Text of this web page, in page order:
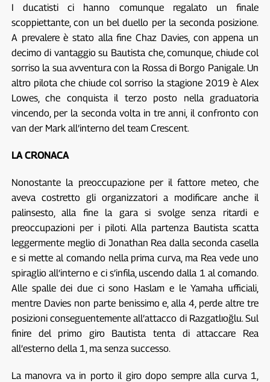
I ducatisti ci hanno comunque regalato un finale
scoppiettante, con un bel duello per la seconda posizione.
A prevalere è stato alla fine Chaz Davies, con appena un
decimo di vantaggio su Bautista che, comunque, chiude col
sorriso la sua avventura con la Rossa di Borgo Panigale. Un
altro pilota che chiude col sorriso la stagione 2019 è Alex
Lowes, che conquista il terzo posto nella graduatoria
vincendo, per la seconda volta in tre anni, il confronto con
van der Mark all’interno del team Crescent.
LA CRONACA
Nonostante la preoccupazione per il fattore meteo, che
aveva costretto gli organizzatori a modificare anche il
palinsesto, alla fine la gara si svolge senza ritardi e
preoccupazioni per i piloti. Alla partenza Bautista scatta
leggermente meglio di Jonathan Rea dalla seconda casella
e si mette al comando nella prima curva, ma Rea vede uno
spiraglio all’interno e ci s’infila, uscendo dalla 1 al comando.
Alle spalle dei due ci sono Haslam e le Yamaha ufficiali,
mentre Davies non parte benissimo e, alla 4, perde altre tre
posizioni conseguentemente all’attacco di Razgatlıoğlu. Sul
finire del primo giro Bautista tenta di attaccare Rea
all’esterno della 1, ma senza successo.
La manovra va in porto il giro dopo sempre alla curva 1,